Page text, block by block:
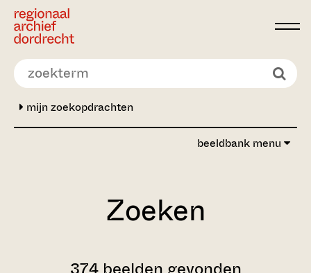
Ga direct naar de inhoud
mijn zoekopdrachten
beeldbank menu
Zoeken